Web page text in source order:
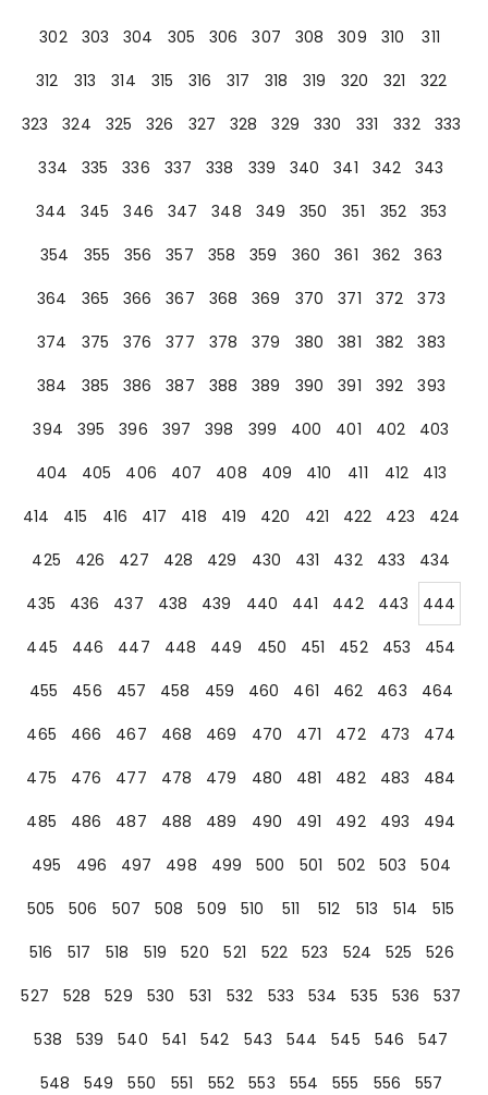
302
303 304 305 306 307 308 309 310
311
312
313 314 315 316 317 318 319 320 321
322
323
324 325 326 327 328 329 330 331 332
333
334
335 336 337 338 339 340 341 342
343
344
345 346 347 348 349 350 351 352
353
354
355 356 357 358 359 360 361 362
363
364
365 366 367 368 369 370 371 372
373
374
375 376 377 378 379 380 381 382
383
384
385 386 387 388 389 390 391 392
393
394
395 396 397 398 399 400 401 402
403
404
405 406 407 408 409 410 411 412
413
414
415 416 417 418 419 420 421 422 423
424
425
426 427 428 429 430 431 432 433
434
435
436 437 438 439 440 441 442 443
444
445
446 447 448 449 450 451 452 453
454
455
456 457 458 459 460 461 462 463
464
465
466 467 468 469 470 471 472 473
474
475
476 477 478 479 480 481 482 483
484
485
486 487 488 489 490 491 492 493
494
495
496 497 498 499 500 501 502 503
504
505
506 507 508 509 510 511 512 513 514
515
516
517 518 519 520 521 522 523 524 525
526
527
528 529 530 531 532 533 534 535 536
537
538
539 540 541 542 543 544 545 546
547
548
549 550 551 552 553 554 555 556
557